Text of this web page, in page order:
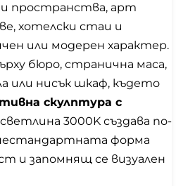
пространства, арт
хотелски стаи и
или модерен характер.
бюро, странична маса,
или нисък шкаф, където
скулптура с
3000K създава по-
форма
и запомнящ се визуален